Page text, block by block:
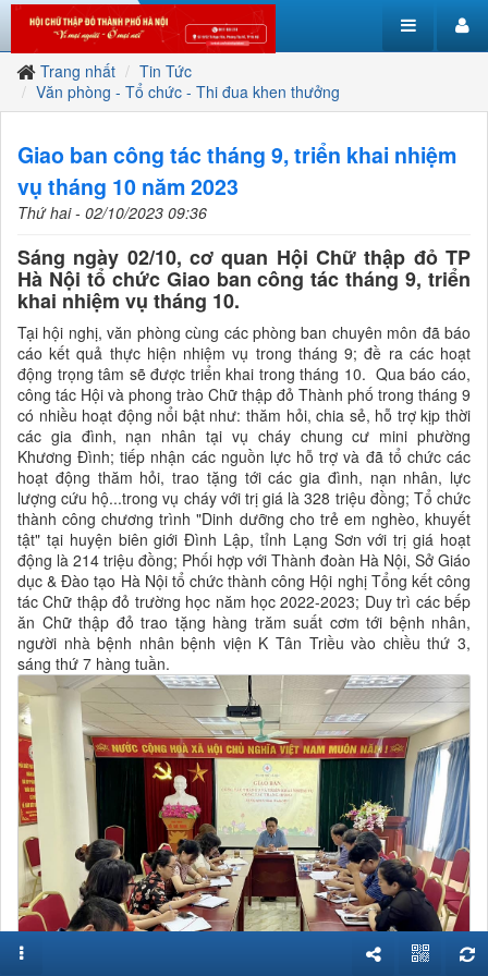
Trang nhất
Tin Tức
Văn phòng - Tổ chức - Thi đua khen thưởng
Giao ban công tác tháng 9, triển khai nhiệm
vụ tháng 10 năm 2023
Thứ hai - 02/10/2023 09:36
Sáng ngày 02/10, cơ quan Hội Chữ thập đỏ TP
Hà Nội tổ chức Giao ban công tác tháng 9, triển
khai nhiệm vụ tháng 10.
Tại hội nghị, văn phòng cùng các phòng ban chuyên môn đã báo
cáo kết quả thực hiện nhiệm vụ trong tháng 9; đề ra các hoạt
động trọng tâm sẽ được triển khai trong tháng 10. Qua báo cáo,
công tác Hội và phong trào Chữ thập đỏ Thành phố trong tháng 9
có nhiều hoạt động nổi bật như: thăm hỏi, chia sẻ, hỗ trợ kịp thời
các gia đình, nạn nhân tại vụ cháy chung cư mini phường
Khương Đình; tiếp nhận các nguồn lực hỗ trợ và đã tổ chức các
hoạt động thăm hỏi, trao tặng tới các gia đình, nạn nhân, lực
lượng cứu hộ...trong vụ cháy với trị giá là 328 triệu đồng; Tổ chức
thành công chương trình "Dinh dưỡng cho trẻ em nghèo, khuyết
tật" tại huyện biên giới Đình Lập, tỉnh Lạng Sơn với trị giá hoạt
động là 214 triệu đồng; Phối hợp với Thành đoàn Hà Nội, Sở Giáo
dục & Đào tạo Hà Nội tổ chức thành công Hội nghị Tổng kết công
tác Chữ thập đỏ trường học năm học 2022-2023; Duy trì các bếp
ăn Chữ thập đỏ trao tặng hàng trăm suất cơm tới bệnh nhân,
người nhà bệnh nhân bệnh viện K Tân Triều vào chiều thứ 3,
sáng thứ 7 hàng tuần.